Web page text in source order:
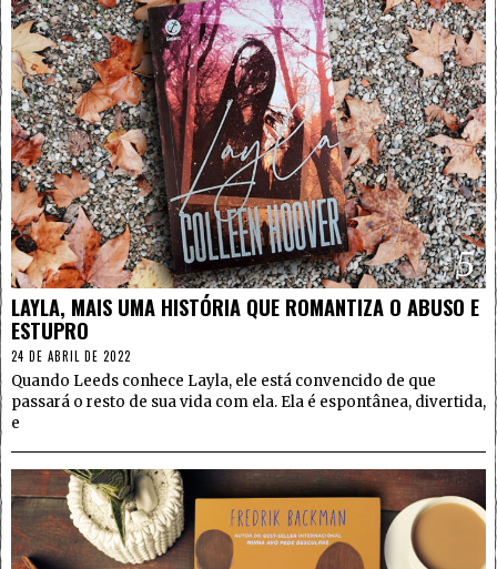
5
LAYLA, MAIS UMA HISTÓRIA QUE ROMANTIZA O ABUSO E
ESTUPRO
24 DE ABRIL DE 2022
Quando Leeds conhece Layla, ele está convencido de que
passará o resto de sua vida com ela. Ela é espontânea, divertida,
e